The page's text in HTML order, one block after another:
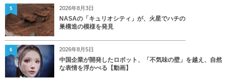
2026年8月3日
NASAの「キュリオシティ」が、火星でハチの
巣構造の模様を発見
5
2026年8月5日
中国企業が開発したロボット、「不気味の壁」を越え、自然
な表情を浮かべる【動画】
6